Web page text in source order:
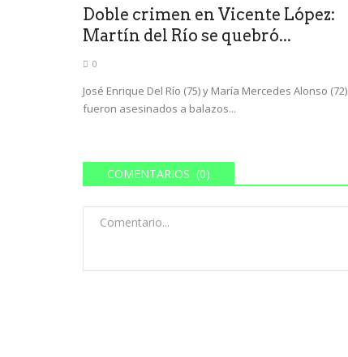
Doble crimen en Vicente López:
Martín del Río se quebró...
0
José Enrique Del Río (75) y María Mercedes Alonso (72)
fueron asesinados a balazos...
COMENTARIOS (0)